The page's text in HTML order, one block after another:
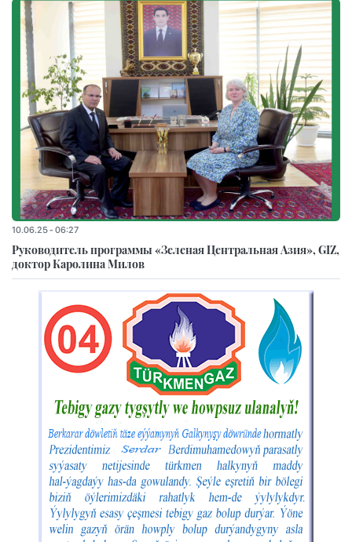
10.06.25 - 06:27
Руководитель программы «Зеленая Центральная Азия», GIZ,
доктор Каролина Милов